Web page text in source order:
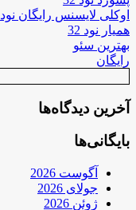
اوکلی لایسنس رایگان نود 32
همیار نود 32
بهترین سئو
رایگان
آخرین دیدگاه‌ها
بایگانی‌ها
آگوست 2026
جولای 2026
ژوئن 2026